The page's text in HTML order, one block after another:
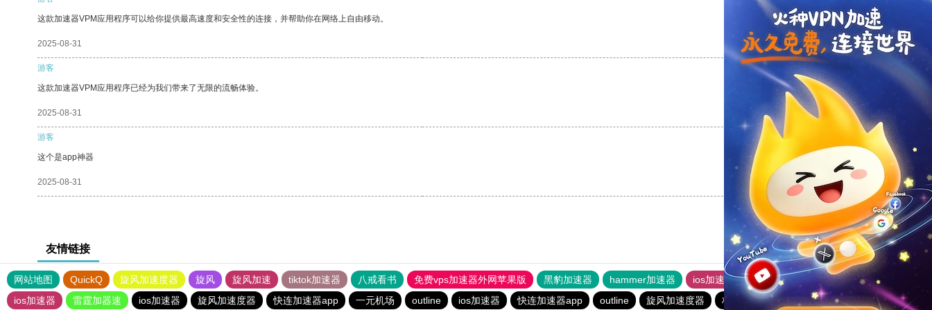
这款加速器VPM应用程序可以给你提供最高速度和安全性的连接，并帮助你在网络上自由移动。
2025-08-31 支持 [0] 反对[0]
游客
这款加速器VPM应用程序已经为我们带来了无限的流畅体验。
2025-08-31 支持[0] 反对
游客
这个是app神器
2025-08-31 支持[0] 反对[0]
友情链接
网站地图 QuickQ 旋风加速度器 旋风 旋风加速 tiktok加速器 八戒看书 免费vps加速器外网苹果版 黑豹加速器 hammer加速器 ios加速器 快连加速器app
快连加速器app
ios加速器
雷霆加器速 ios加速器 旋风加速度器 快连加速器app 一元机场 outline ios加速器 快连加速器app outline 旋风加速度器 极光加速器 雷霆加器速 outline